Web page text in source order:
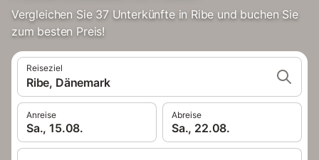
Vergleichen Sie 37 Unterkünfte in Ribe und buchen Sie
zum besten Preis!
Reiseziel
Ribe, Dänemark
Anreise
Sa., 15.08.
Abreise
Sa., 22.08.